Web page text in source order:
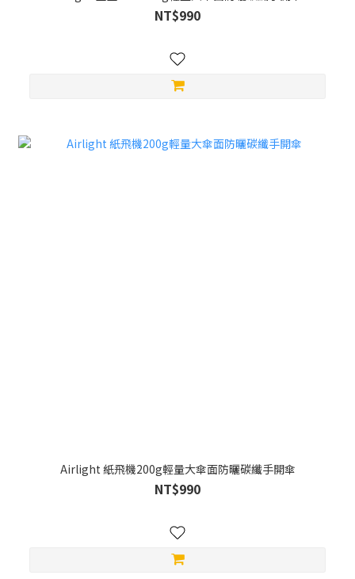
NT$990
Airlight 紙飛機200g輕量大傘面防曬碳纖手開傘
NT$990